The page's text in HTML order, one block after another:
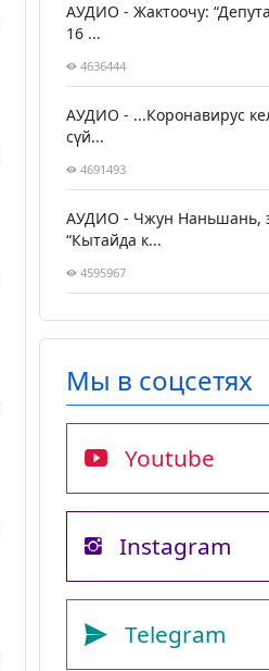
АУДИО - Жактоочу:
16 ...
4636444
АУДИО - ...Коронавирус
сүй...
4691493
АУДИО - Чжун Наньшань,
“Кытайда к...
4595967
Мы в соцсетях
Youtube
Instagram
Telegram